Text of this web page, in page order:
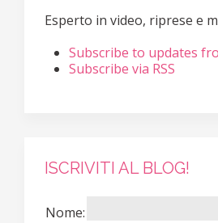
Esperto in video, riprese e
Subscribe to updates
Subscribe via RSS
ISCRIVITI AL BLOG!
Nome: